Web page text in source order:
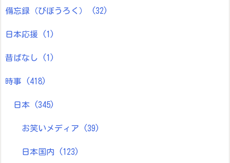
備忘録（びぼうろく） (32)
日本応援 (1)
昔ばなし (1)
時事 (418)
日本 (345)
お笑いメディア (39)
日本国内 (123)